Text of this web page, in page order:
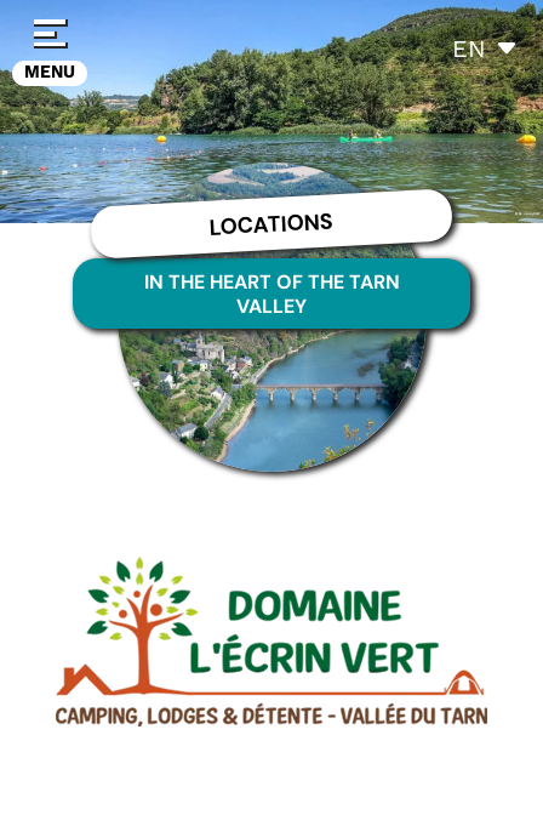
MENU
EN
LOCATIONS
IN THE HEART OF THE TARN
VALLEY